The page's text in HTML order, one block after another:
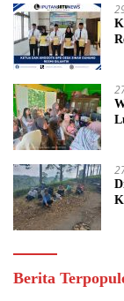
Berita